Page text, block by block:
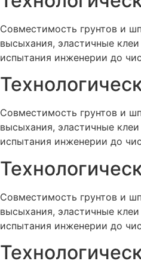
Совместимость грунтов и
высыхания, эластичные
испытания инженерии до
Совместимость грунтов и
высыхания, эластичные
испытания инженерии до
Совместимость грунтов и
высыхания, эластичные
испытания инженерии до